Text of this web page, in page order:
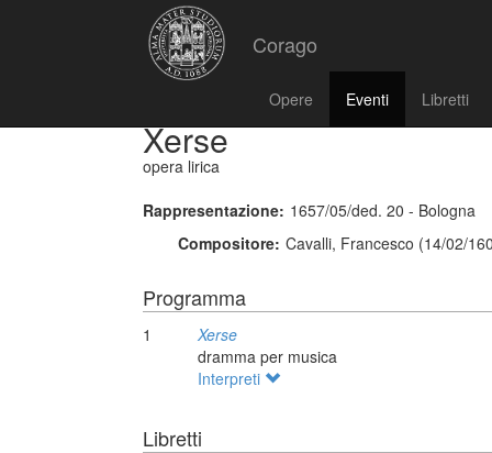
Corago
Opere Eventi Libretti
Xerse
opera lirica
Rappresentazione: 1657/05/ded. 20 - Bologna
Compositore: Cavalli, Francesco (14/02/
Programma
1
Xerse
dramma per musica
Interpreti
Libretti